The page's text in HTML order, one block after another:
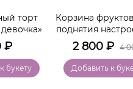
торт
₽
букету
Корзина
поднятия
2 800 ₽ 4
Добавить к